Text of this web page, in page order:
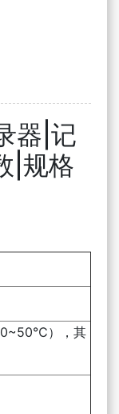
器|记
|规格
℃），其